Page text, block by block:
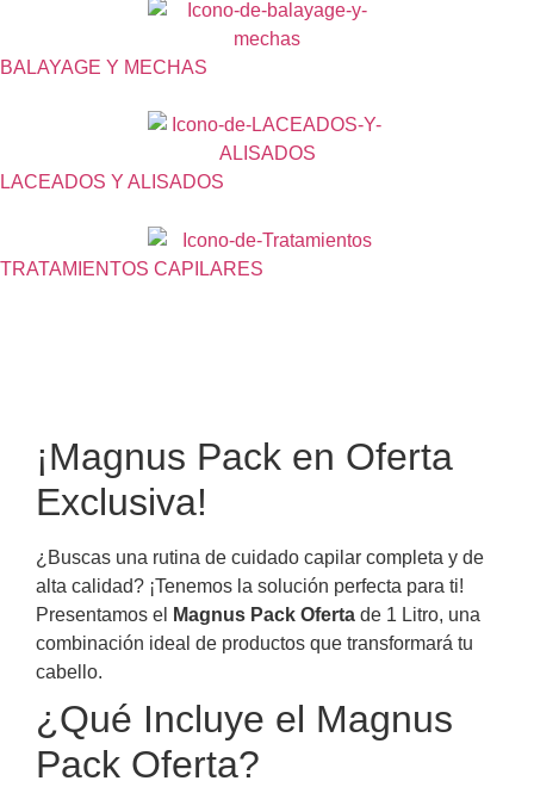
BALAYAGE Y MECHAS
LACEADOS Y ALISADOS
TRATAMIENTOS CAPILARES
¡Magnus Pack en Oferta
Exclusiva!
¿Buscas una rutina de cuidado capilar completa y de
alta calidad? ¡Tenemos la solución perfecta para ti!
Presentamos el
Magnus Pack Oferta de 1 Litro, una
combinación ideal de productos que transformará tu
cabello.
¿Qué Incluye el Magnus
Pack Oferta?